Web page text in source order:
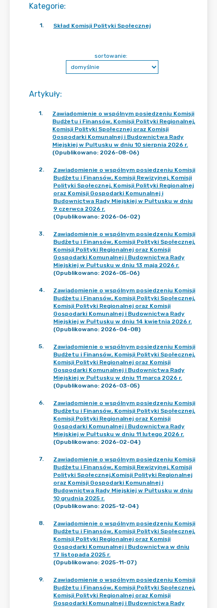
Kategorie:
1. Skład Komisji Polityki Społecznej
Artykuły:
sortowanie:
1.
Zawiadomienie o wspólnym posiedzeniu Komisji
Budżetu i Finansów, Komisji Polityki Regionalnej,
Komisji Polityki Społecznej oraz Komisji
Gospodarki Komunalnej i Budownictwa Rady
Miejskiej w Pultusku w dniu 10 sierpnia 2026 r.
(Opublikowano: 2026-08-06)
2.
Zawiadomienie o wspólnym posiedzeniu Komisji
Budżetu i Finansów, Komisji Rewizyjnej, Komisji
Polityki Społecznej, Komisji Polityki Regionalnej
oraz Komisji Gospodarki Komunalnej i
Budownictwa Rady Miejskiej w Pułtusku w dniu
9 czerwca 2026 r.
(Opublikowano: 2026-06-02)
3.
Zawiadomienie o wspólnym posiedzeniu Komisji
Budżetu i Finansów, Komisji Polityki Społecznej,
Komisji Polityki Regionalnej oraz Komisji
Gospodarki Komunalnej i Budownictwa Rady
Miejskiej w Pułtusku w dniu 13 maja 2026 r.
(Opublikowano: 2026-05-06)
4.
Zawiadomienie o wspólnym posiedzeniu Komisji
Budżetu i Finansów, Komisji Polityki Społecznej,
Komisji Polityki Regionalnej oraz Komisji
Gospodarki Komunalnej i Budownictwa Rady
Miejskiej w Pułtusku w dniu 14 kwietnia 2026 r.
(Opublikowano: 2026-04-08)
5.
Zawiadomienie o wspólnym posiedzeniu Komisji
Budżetu i Finansów, Komisji Polityki Społecznej,
Komisji Polityki Regionalnej oraz Komisji
Gospodarki Komunalnej i Budownictwa Rady
Miejskiej w Pułtusku w dniu 11 marca 2026 r.
(Opublikowano: 2026-03-05)
6.
Zawiadomienie o wspólnym posiedzeniu Komisji
Budżetu i Finansów, Komisji Polityki Społecznej,
Komisji Polityki Regionalnej oraz Komisji
Gospodarki Komunalnej i Budownictwa Rady
Miejskiej w Pułtusku w dniu 11 lutego 2026 r.
(Opublikowano: 2026-02-04)
7.
Zawiadomienie o wspólnym posiedzeniu Komisji
Budżetu i Finansów, Komisji Rewizyjnej, Komisji
Polityki Społecznej,Komisji Polityki Regionalnej
oraz Komisji Gospodarki Komunalnej i
Budownictwa Rady Miejskiej w Pułtusku w dniu
10 grudnia 2025 r.
(Opublikowano: 2025-12-04)
8.
Zawiadomienie o wspólnym posiedzeniu Komisji
Budżetu i Finansów, Komisji Polityki Społecznej,
Komisji Polityki Regionalnej oraz Komisji
Gospodarki Komunalnej i Budownictwa w dniu
17 listopada 2025 r.
(Opublikowano: 2025-11-07)
9.
Zawiadomienie o wspólnym posiedzeniu Komisji
Budżetu i Finansów, Komisji Polityki Społecznej,
Komisji Polityki Regionalnej oraz Komisji
Gospodarki Komunalnej i Budownictwa Rady